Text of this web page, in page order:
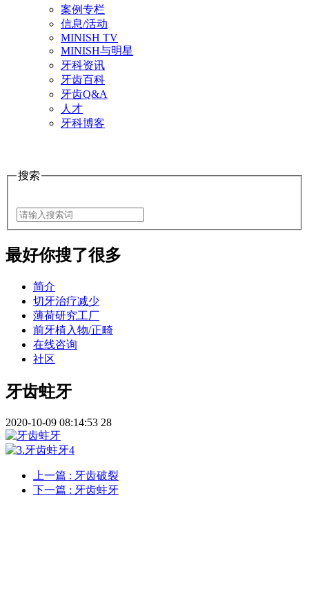
案例专栏
信息/活动
MINISH TV
MINISH与明星
牙科资讯
牙齿百科
牙齿Q&A
人才
牙科博客
搜索
最好你搜了很多
简介
切牙治疗减少
薄荷研究工厂
前牙植入物/正畸
在线咨询
社区
牙齿蛀牙
2020-10-09 08:14:53 28
上一篇 : 牙齿破裂
下一篇 : 牙齿蛀牙